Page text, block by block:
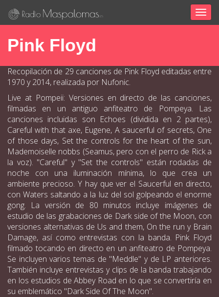
Pink Floyd
Recopilación de 29 canciones de Pink Floyd editadas entre
1970 y 2014, realizada por Nufonic.
Live at Pompeii: Versiones en directo de las canciones,
filmadas en un antiguo anfiteatro de Pompeya. Las
canciones incluidas son Echoes (dividida en 2 partes),
Careful with that axe, Eugene, A saucerful of secrets, One
of those days, Set the controls for the heart of the sun,
Mademoiselle nobbs (Seamus, pero con el perro de Rick a
la voz). "Careful" y "Set the controls" están rodadas de
noche con una iluminación mínima, lo que crea un
ambiente precioso. Y hay que ver el Saucerful en directo,
con Waters saltando a la luz del sol golpeando el enorme
gong. La versión de 80 minutos incluye imágenes de
estudio de las grabaciones de Dark side of the Moon, con
versiones alternativas de Us and them, On the run y Brain
Damage, así como entrevistas con la banda. Pink Floyd
filmado tocando en directo en un anfiteatro de Pompeya.
Se incluyen varios temas de "Meddle" y de LP anteriores.
También incluye entrevistas y clips de la banda trabajando
en los estudios de Abbey Road en lo que se convertiría en
su emblemático "Dark Side Of The Moon".